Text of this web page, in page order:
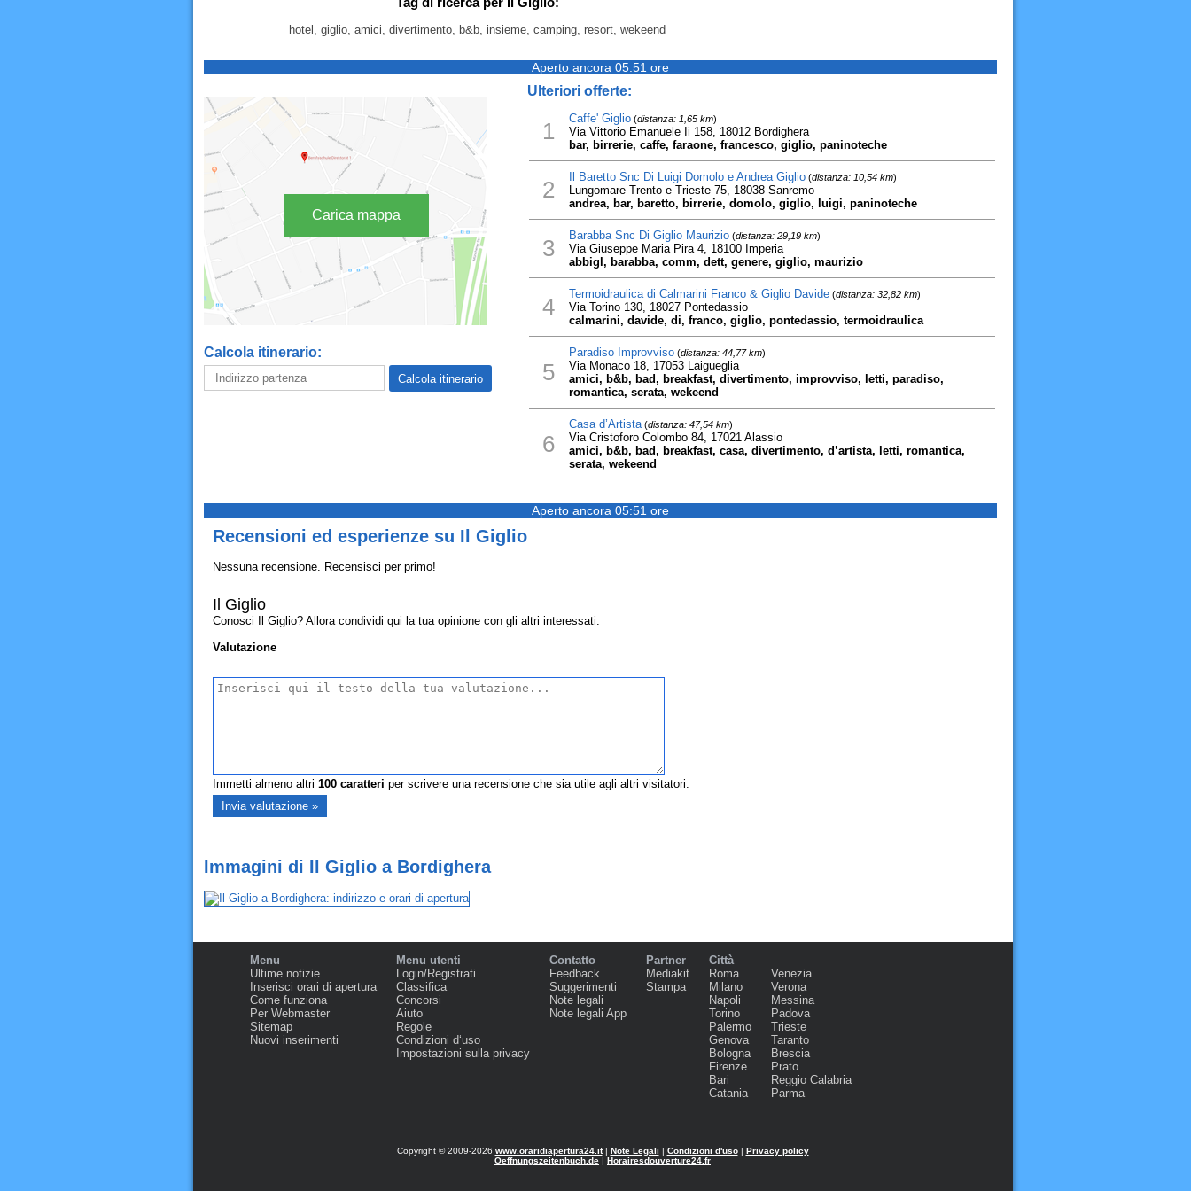
hotel, giglio, amici, divertimento, b&b, insieme, camping, resort, wekeend
Aperto ancora 05:51 ore
Carica mappa
Calcola itinerario:
Ulteriori offerte:
1 Caffe' Giglio(distanza: 1,65 km)
Via Vittorio Emanuele Ii 158, 18012 Bordighera
bar, birrerie, caffe, faraone, francesco, giglio, paninoteche
2 Il Baretto Snc Di Luigi Domolo e Andrea Giglio(distanza: 10,54 km)
Lungomare Trento e Trieste 75, 18038 Sanremo
andrea, bar, baretto, birrerie, domolo, giglio, luigi, paninoteche
3 Barabba Snc Di Giglio Maurizio(distanza: 29,19 km)
Via Giuseppe Maria Pira 4, 18100 Imperia
abbigl, barabba, comm, dett, genere, giglio, maurizio
4 Termoidraulica di Calmarini Franco & Giglio Davide(distanza: 32,82 km)
Via Torino 130, 18027 Pontedassio
calmarini, davide, di, franco, giglio, pontedassio, termoidraulica
5
Paradiso Improvviso(distanza: 44,77 km)
Via Monaco 18, 17053 Laigueglia
amici, b&b, bad, breakfast, divertimento, improvviso, letti, paradiso,
romantica, serata, wekeend
6
Casa d’Artista(distanza: 47,54 km)
Via Cristoforo Colombo 84, 17021 Alassio
amici, b&b, bad, breakfast, casa, divertimento, d’artista, letti, romantica,
serata, wekeend
Aperto ancora 05:51 ore
Recensioni ed esperienze su Il Giglio
Nessuna recensione. Recensisci per primo!
Il Giglio
Conosci Il Giglio? Allora condividi qui la tua opinione con gli altri interessati.
Valutazione
Immetti almeno altri 100caratteri per scrivere una recensione che sia utile agli altri visitatori.
Immagini di Il Giglio a Bordighera
Menu
Ultime notizie
Inserisci orari di apertura
Come funziona
Per Webmaster
Sitemap
Nuovi inserimenti
Menu utenti
Login/Registrati
Classifica
Concorsi
Aiuto
Regole
Condizioni d‘uso
Impostazioni sulla privacy
Contatto
Feedback
Suggerimenti
Note legali
Note legali App
Partner
Mediakit
Stampa
Città
Roma
Milano
Napoli
Torino
Palermo
Genova
Bologna
Firenze
Bari
Catania
Venezia
Verona
Messina
Padova
Trieste
Taranto
Brescia
Prato
Reggio Calabria
Parma
Copyright © 2009-2026 www.oraridiapertura24.it| Note Legali | Condizioni d'uso| Privacy policy
Oeffnungszeitenbuch.de | Horairesdouverture24.fr